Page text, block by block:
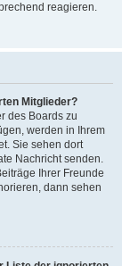
reagieren.
Mitglieder?
des Boards zu
werden in Ihrem
Sie sehen dort
Nachricht senden.
Ihrer Freunde
dann sehen